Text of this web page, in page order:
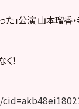
」公演 山本瑠香
！